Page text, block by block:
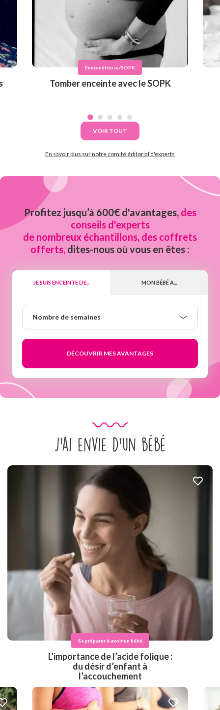
Endométriose/SOPK
Tomber enceinte avec le SOPK
VOIR TOUT
En savoir plus sur notre comité éditorial d'experts
Profitez jusqu’à 600€ d'avantages, des
conseils d'experts
de nombreux échantillons, des coffrets
offerts, dites-nous où vous en êtes :
JE SUIS ENCEINTE DE... MON BÉBÉ A...
semaines
Nombre de semaines
J’ai envie d’un bébé
Se préparer à avoir un bébé
L’importance de l’acide folique :
du désir d’enfant à
l’accouchement